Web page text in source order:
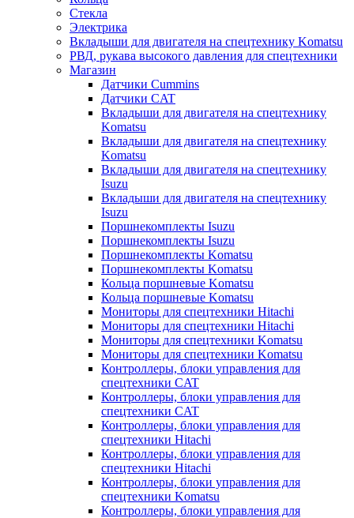
Стекла
Электрика
Вкладыши для двигателя на спецтехнику Komatsu
РВД, рукава высокого давления для спецтехники
Магазин
Датчики Cummins
Датчики CAT
Вкладыши для двигателя на спецтехнику
Komatsu
Вкладыши для двигателя на спецтехнику
Komatsu
Вкладыши для двигателя на спецтехнику
Isuzu
Вкладыши для двигателя на спецтехнику
Isuzu
Поршнекомплекты Isuzu
Поршнекомплекты Isuzu
Поршнекомплекты Komatsu
Поршнекомплекты Komatsu
Кольца поршневые Komatsu
Кольца поршневые Komatsu
Мониторы для спецтехники Hitachi
Мониторы для спецтехники Hitachi
Мониторы для спецтехники Komatsu
Мониторы для спецтехники Komatsu
Контроллеры, блоки управления для
спецтехники CAT
Контроллеры, блоки управления для
спецтехники CAT
Контроллеры, блоки управления для
спецтехники Hitachi
Контроллеры, блоки управления для
спецтехники Hitachi
Контроллеры, блоки управления для
спецтехники Komatsu
Контроллеры, блоки управления для